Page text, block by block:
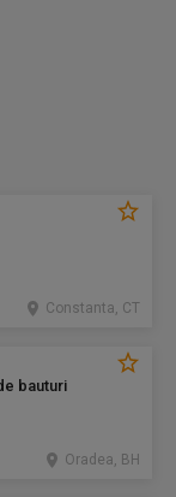
Constanta, CT
bauturi
Oradea, BH